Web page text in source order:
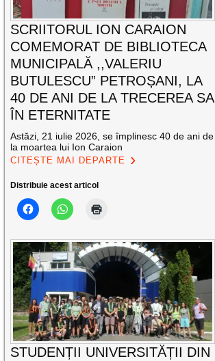
SCRIITORUL ION CARAION
COMEMORAT DE BIBLIOTECA
MUNICIPALĂ ,,VALERIU
BUTULESCU” PETROȘANI, LA
40 DE ANI DE LA TRECEREA SA
ÎN ETERNITATE
Astăzi, 21 iulie 2026, se împlinesc 40 de ani de
la moartea lui Ion Caraion
CITEȘTE MAI DEPARTE
Distribuie acest articol
STUDENȚII UNIVERSITĂȚII DIN